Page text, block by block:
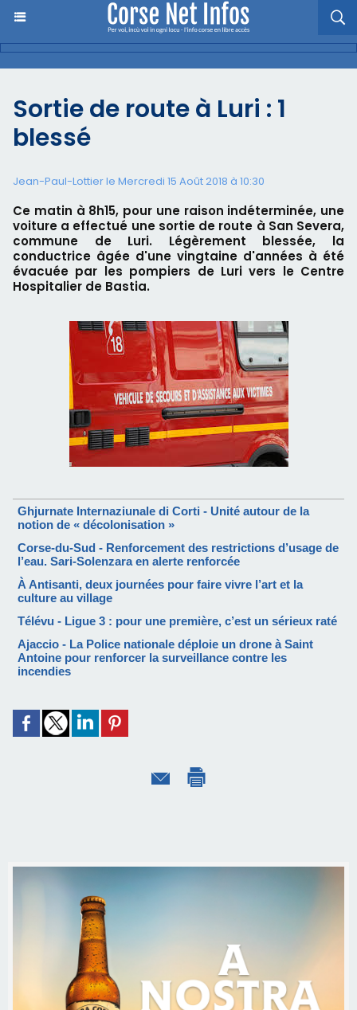
Sortie de route à Luri : 1
blessé
Jean-Paul-Lottier le Mercredi 15 Août 2018 à 10:30
Ce matin à 8h15, pour une raison indéterminée, une
voiture a effectué une sortie de route à San Severa,
commune de Luri. Légèrement blessée, la
conductrice âgée d'une vingtaine d'années à été
évacuée par les pompiers de Luri vers le Centre
Hospitalier de Bastia.
Ghjurnate Internaziunale di Corti - Unité autour de la
notion de « décolonisation »
Corse-du-Sud - Renforcement des restrictions d’usage de
l’eau. Sari-Solenzara en alerte renforcée
À Antisanti, deux journées pour faire vivre l’art et la
culture au village
Télévu - Ligue 3 : pour une première, c’est un sérieux raté
Ajaccio - La Police nationale déploie un drone à Saint
Antoine pour renforcer la surveillance contre les
incendies